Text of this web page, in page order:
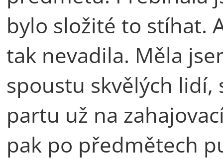
bylo složité to stíhat.
tak nevadila. Měla
spoustu skvělých
partu už na
pak po předmětech